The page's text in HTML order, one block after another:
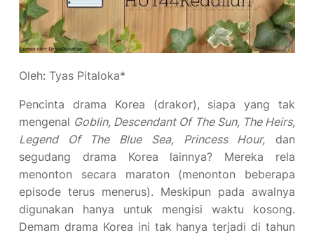
Oleh: Tyas Pitaloka*
Pencinta drama Korea (drakor), siapa yang tak
mengenal Goblin, Descendant Of The Sun, The Heirs,
Legend Of The Blue Sea, Princess Hour, dan
segudang drama Korea lainnya? Mereka rela
menonton secara maraton (menonton beberapa
episode terus menerus). Meskipun pada awalnya
digunakan hanya untuk mengisi waktu kosong.
Demam drama Korea ini tak hanya terjadi di tahun